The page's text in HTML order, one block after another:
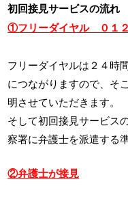
初回接見サービスの流れ
①フリーダイヤル ０１
フリーダイヤルは２４時
につながりますので、そ
明させていただきます。
そして初回接見サービス
察署に弁護士を派遣する
②弁護士が接見